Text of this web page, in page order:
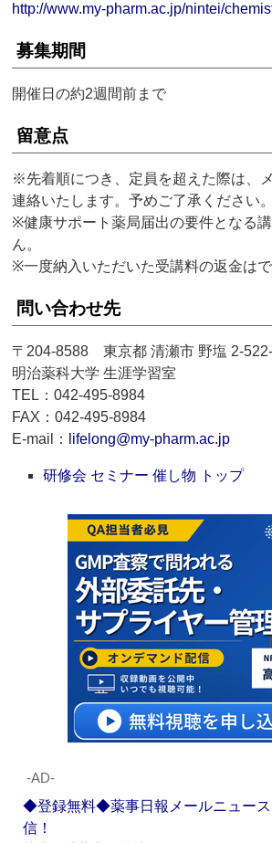
http://www.my-pharm.ac.jp/nintei/
募集期間
開催日の約2週間前まで
留意点
※先着順につき、定員を超えた際は、
連絡いたします。予めご了承ください。
※健康サポート薬局届出の要件となる
ん。
※一度納入いただいた受講料の返金はで
問い合わせ先
〒204-8588 東京都 清瀬市 野塩 2-
明治薬科大学 生涯学習室
TEL：042-495-8984
FAX：042-495-8984
E-mail：
lifelong@my-pharm.ac.jp
研修会 セミナー 催し物 トップ
‐AD‐
◆登録無料◆薬事日報メールニュー
信！